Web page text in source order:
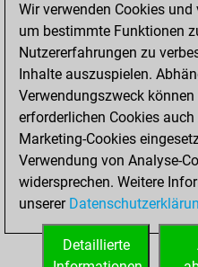
tactics
You
solved
positions
You
an Elo
tactics
You
Solving
Wir verwenden Cookies
um bestimmte Funktionen
Nutzererfahrungen zu
Inhalte auszuspielen.
Verwendungszweck
erforderlichen Cookies
Marketing-Cookies
Verwendung von Analyse-
widersprechen. Weitere
unserer
Detaillierte